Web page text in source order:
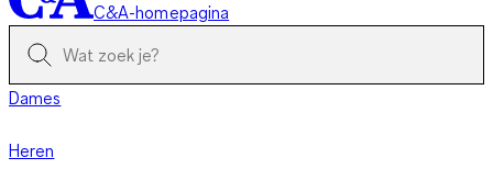
C&A-homepagina
Dames
Heren